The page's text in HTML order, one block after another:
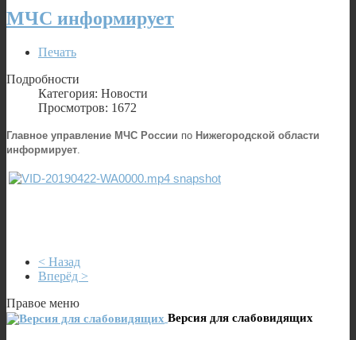
МЧС информирует
Печать
Подробности
Категория: Новости
Просмотров: 1672
Главное управление МЧС России по Нижегородской области
информирует
< Назад
Вперёд >
Правое меню
Версия для слабовидящих